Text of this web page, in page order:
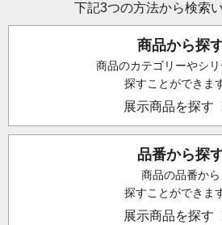
下記3つの方法から検索
商品から探
商品のカテゴリーやシ
探すことができま
展示商品を探す
品番から探
商品の品番から
探すことができま
展示商品を探す